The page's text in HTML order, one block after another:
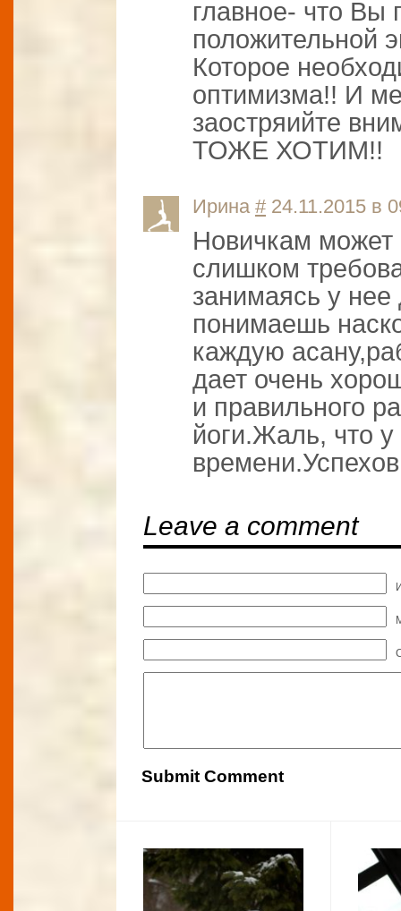
главное- что Вы
положительной
Которое
оптимизма!! И
заостряийте
ТОЖЕ ХОТИМ!!
Ирина # 24.11.2015 в
Новичкам может
слишком
занимаясь у нее
понимаешь
каждую
дает очень
и правильного
йоги.Жаль, что у
Leave a comment